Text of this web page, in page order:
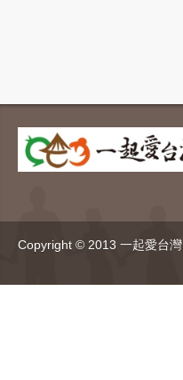
Copyright © 2013 一起愛台灣